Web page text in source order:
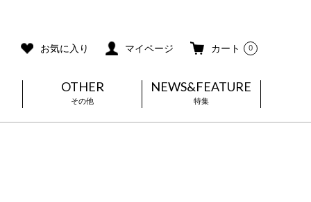
お気に入り マイページ カート 0
OTHER
その他
NEWS&FEATURE
特集